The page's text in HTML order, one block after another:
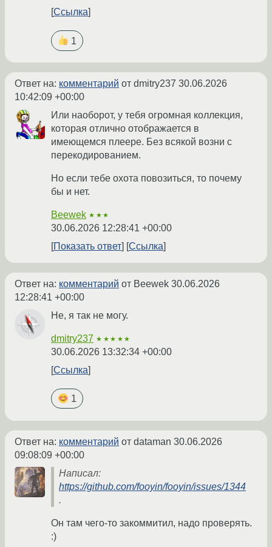
Ссылка
1
Ответ на: комментарий от dmitry237 30.06.2026
10:42:09 +00:00
Или наоборот, у тебя огромная коллекция,
которая отлично отображается в
имеющемся плеере. Без всякой возни с
перекодированием.
Но если тебе охота повозиться, то почему
бы и нет.
Beewek ★★★
30.06.2026 12:28:41 +00:00
Показать ответ
Ссылка
Ответ на: комментарий от Beewek 30.06.2026
12:28:41 +00:00
Не, я так не могу.
dmitry237 ★★★★★
30.06.2026 13:32:34 +00:00
Ссылка
1
Ответ на: комментарий от dataman 30.06.2026
09:08:09 +00:00
Написал:
https://github.com/fooyin/fooyin/issues/1344
.
Он там чего-то закоммитил, надо проверять.
:)